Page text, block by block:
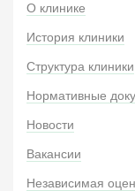
О клинике
История клиники
Структура клиники
Нормативные
Новости
Вакансии
Независимая